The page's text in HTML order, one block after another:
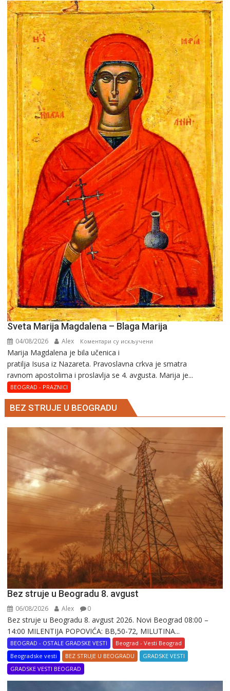
Sveta Marija Magdalena – Blaga Marija
04/08/2026 Alex Коментари су искључени
Marija
Magdalena
Marija Magdalena je bila učenica i
pratilja Isusa iz Nazareta. Pravoslavna crkva je smatra
ravnom apostolima i proslavlja se 4. avgusta. Marija je...
BEOGRAD - PRAZNICI
BEZ STRUJE U BEOGRADU
Bez struje u Beogradu 8. avgust
06/08/2026 Alex 0
Bez struje u Beogradu 8. avgust 2026. Novi Beograd 08:00 –
14:00 MILENTIJA POPOVIĆA: BB,50-72, MILUTINA...
BEOGRAD - OSTALE GRADSKE VESTI
Beograd - Vesti Beograd
Beogradske vesti
BEZ STRUJE U BEOGRADU
GRADSKE VESTI
GRADSKE VESTI BEOGRAD